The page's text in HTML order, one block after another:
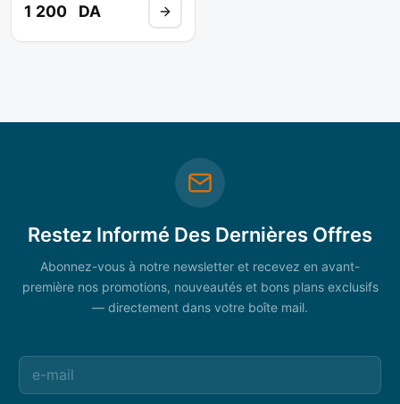
1 200 DA
Restez Informé Des Dernières Offres
Abonnez-vous à notre newsletter et recevez en avant-
première nos promotions, nouveautés et bons plans exclusifs
— directement dans votre boîte mail.